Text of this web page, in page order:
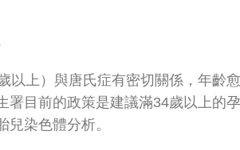
以上）與唐氏症有密切關係，年齡
署目前的政策是建議滿34歲以上的
兒染色體分析。